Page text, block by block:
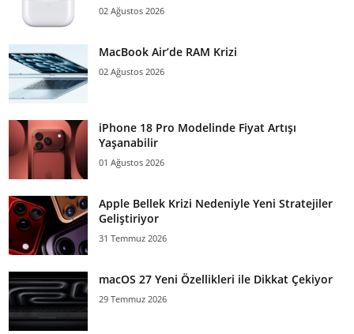
02 Ağustos 2026
MacBook Air’de RAM Krizi
02 Ağustos 2026
iPhone 18 Pro Modelinde Fiyat Artışı
Yaşanabilir
01 Ağustos 2026
Apple Bellek Krizi Nedeniyle Yeni Stratejiler
Geliştiriyor
31 Temmuz 2026
macOS 27 Yeni Özellikleri ile Dikkat Çekiyor
29 Temmuz 2026